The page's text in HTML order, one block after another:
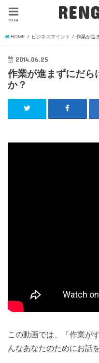
menu
HOME ビジネスマインド 作業が進
2014.06.25
作業が進まずにだら
か？
この動画では、「作業が
んなあなたのためにお話